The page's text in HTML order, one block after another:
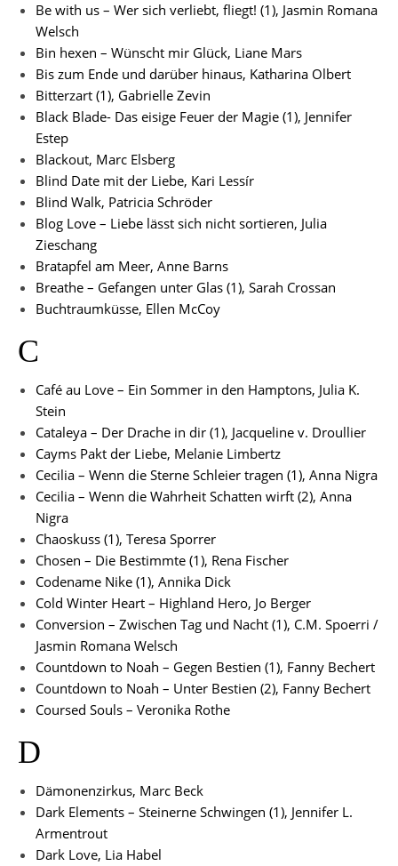
Be with us – Wer sich verliebt, fliegt! (1), Jasmin Romana
Welsch
Bin hexen – Wünscht mir Glück, Liane Mars
Bis zum Ende und darüber hinaus, Katharina Olbert
Bitterzart (1), Gabrielle Zevin
Black Blade- Das eisige Feuer der Magie (1), Jennifer
Estep
Blackout, Marc Elsberg
Blind Date mit der Liebe, Kari Lessír
Blind Walk, Patricia Schröder
Blog Love – Liebe lässt sich nicht sortieren, Julia
Zieschang
Bratapfel am Meer, Anne Barns
Breathe – Gefangen unter Glas (1), Sarah Crossan
Buchtraumküsse, Ellen McCoy
C
Café au Love – Ein Sommer in den Hamptons, Julia K.
Stein
Cataleya – Der Drache in dir (1), Jacqueline v. Droullier
Cayms Pakt der Liebe, Melanie Limbertz
Cecilia – Wenn die Sterne Schleier tragen (1), Anna Nigra
Cecilia – Wenn die Wahrheit Schatten wirft (2), Anna
Nigra
Chaoskuss (1), Teresa Sporrer
Chosen – Die Bestimmte (1), Rena Fischer
Codename Nike (1), Annika Dick
Cold Winter Heart – Highland Hero, Jo Berger
Conversion – Zwischen Tag und Nacht (1), C.M. Spoerri /
Jasmin Romana Welsch
Countdown to Noah – Gegen Bestien (1), Fanny Bechert
Countdown to Noah – Unter Bestien (2), Fanny Bechert
Coursed Souls – Veronika Rothe
D
Dämonenzirkus, Marc Beck
Dark Elements – Steinerne Schwingen (1), Jennifer L.
Armentrout
Dark Love, Lia Habel